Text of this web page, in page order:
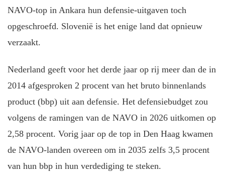
NAVO-top in Ankara hun defensie-uitgaven toch
opgeschroefd. Slovenië is het enige land dat opnieuw
verzaakt.
Nederland geeft voor het derde jaar op rij meer dan de in
2014 afgesproken 2 procent van het bruto binnenlands
product (bbp) uit aan defensie. Het defensiebudget zou
volgens de ramingen van de NAVO in 2026 uitkomen op
2,58 procent. Vorig jaar op de top in Den Haag kwamen
de NAVO-landen overeen om in 2035 zelfs 3,5 procent
van hun bbp in hun verdediging te steken.